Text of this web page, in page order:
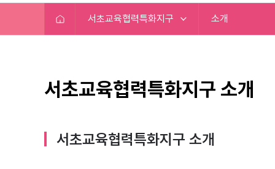
서초교육협력특화지구 소개
서초교육협력특화지구 소개
서초교육협력특화지구 소개​